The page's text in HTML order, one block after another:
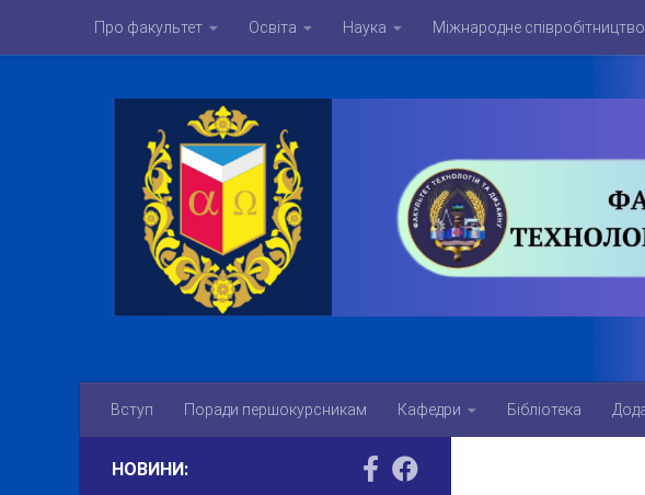
Skip to contentПро факультет Освіта Наука Міжнародне співробітництво
Вступ Поради першокурсникам Кафедри Бібліотека
НОВИНИ: